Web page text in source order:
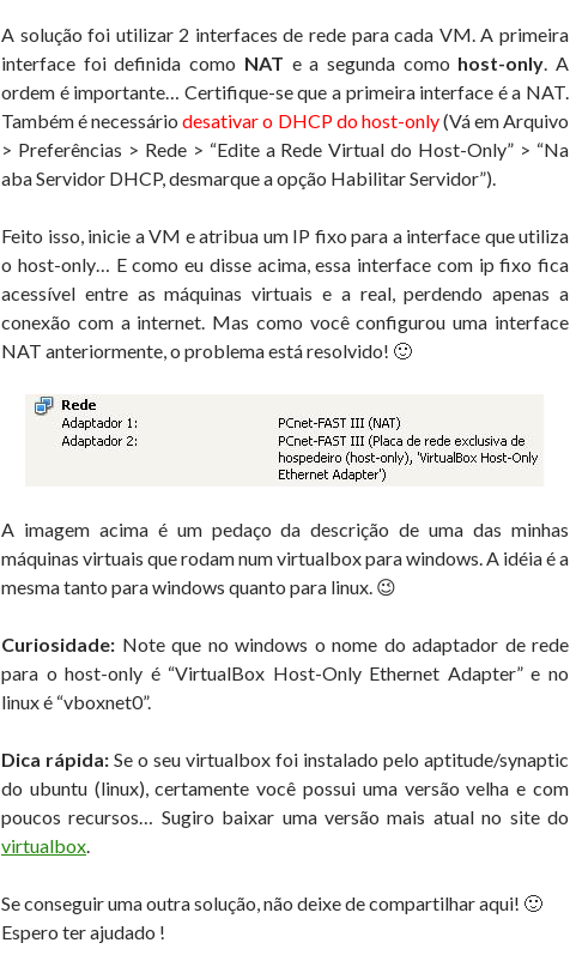
A solução foi utilizar 2 interfaces de rede para cada VM. A primeira
interface foi definida como NAT e a segunda como host-only. A
ordem é importante… Certifique-se que a primeira interface é a NAT.
Também é necessáriodesativar o DHCPdo host-only(Vá em Arquivo
> Preferências > Rede > “Edite a Rede Virtual do Host-Only” > “Na
aba Servidor DHCP, desmarque a opção Habilitar Servidor”).
Feito isso, inicie a VM e atribua um IP fixo para a interface que utiliza
o host-only… E como eu disse acima, essa interface com ip fixo fica
acessível entre as máquinas virtuais e a real, perdendo apenas a
conexão com a internet. Mas como você configurou uma interface
NAT anteriormente, o problema está resolvido! 🙂
A imagem acima é um pedaço da descrição de uma das minhas
máquinas virtuais que rodam num virtualbox para windows. A idéia é a
mesma tanto para windows quanto para linux. 😉
Curiosidade: Note que no windows o nome do adaptador de rede
para o host-only é “VirtualBox Host-Only Ethernet Adapter” e no
linux é “vboxnet0”.
Dica rápida: Se o seu virtualbox foi instalado pelo aptitude/synaptic
do ubuntu (linux), certamente você possui uma versão velha e com
poucos recursos… Sugiro baixar uma versão mais atual no site do
virtualbox.
Se conseguir uma outra solução, não deixe de compartilhar aqui! 🙂
Espero ter ajudado !